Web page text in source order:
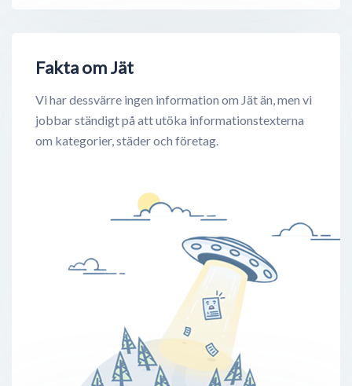
Fakta om Jät
Vi har dessvärre ingen information om Jät än, men vi
jobbar ständigt på att utöka informationstexterna
om kategorier, städer och företag.